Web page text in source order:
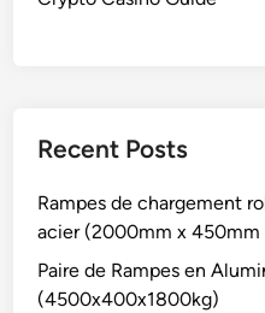
Recent Posts
Rampes de chargement
acier (2000mm x
Paire de Rampes en
(4500x400x1800kg)